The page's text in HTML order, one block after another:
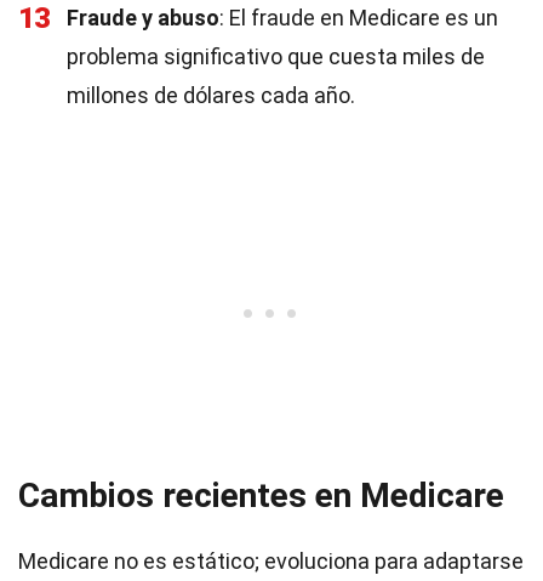
13 Fraude y abuso: El fraude en Medicare es un
problema significativo que cuesta miles de
millones de dólares cada año.
Cambios recientes en Medicare
Medicare no es estático; evoluciona para adaptarse